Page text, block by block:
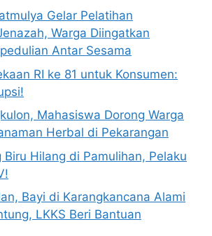
Gelar Pelatihan
Warga Diingatkan
Antar Sesama
RI ke 81 untuk Konsumen:
Mahasiswa Dorong Warga
Herbal di Pekarangan
Biru Hilang di Pamulihan, Pelaku
Bayi di Karangkancana Alami
LKKS Beri Bantuan